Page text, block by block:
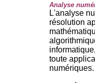
Analyse
L'analyse
résolution
toute
numériques.